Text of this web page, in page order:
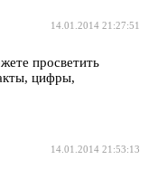
14.01.2014 21:27:51
просветить
цифры,
14.01.2014 21:53:13